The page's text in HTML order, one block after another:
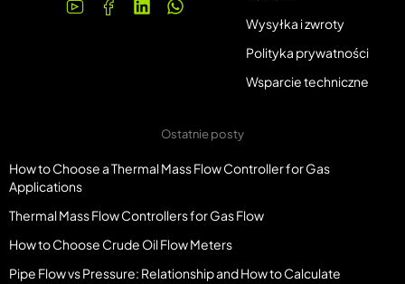
Wysyłka i zwroty
Polityka prywatności
Wsparcie techniczne
Ostatnie posty
How to Choose a Thermal Mass Flow Controller for Gas
Applications
Thermal Mass Flow Controllers for Gas Flow
How to Choose Crude Oil Flow Meters
Pipe Flow vs Pressure: Relationship and How to Calculate